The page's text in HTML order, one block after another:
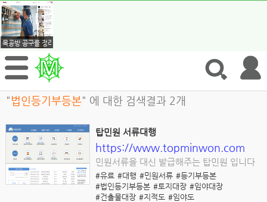
목공방 공구를 정리하는 정리대 만드는...
"법인등기부등본" 에 대한 검색결과 2개
탑민원 서류대행
https://www.topminwon.com
민원서류을 대신 발급해주는 탑민원 입니다
#유료 #대행 #민원서류 #등기부등본
#법인등기부등본 #토지대장 #임야대장
#건출물대장 #지적도 #임야도